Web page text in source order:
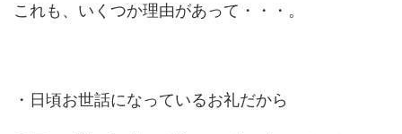
これも、いくつか理由があって・・・。
・日頃お世話になっているお礼だから